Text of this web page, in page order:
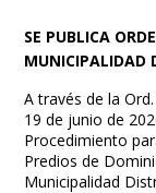
SE PUBLICA
MUNICIPALIDAD
A través de la
19 de junio de
Procedimiento
Predios de
Municipalidad